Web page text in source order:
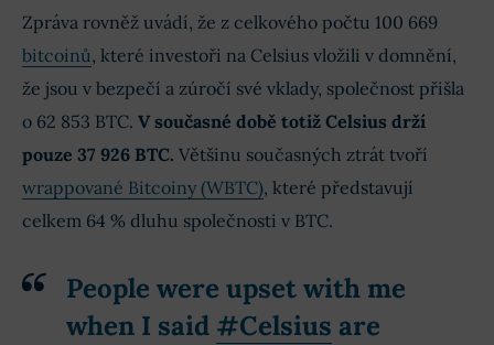
Zpráva rovněž uvádí, že z celkového počtu 100 669
bitcoinů, které investoři na Celsius vložili v domnění,
že jsou v bezpečí a zúročí své vklady, společnost přišla
o 62 853 BTC. V současné době totiž Celsius drží
pouze 37 926 BTC. Většinu současných ztrát tvoří
wrappované Bitcoiny (WBTC), které představují
celkem 64 % dluhu společnosti v BTC.
People were upset with me
when I said #Celsius are